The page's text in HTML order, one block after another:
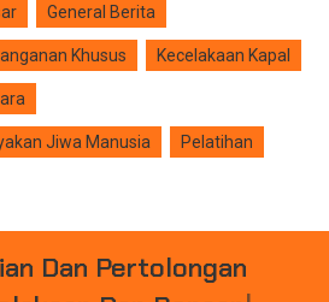
General Berita
Khusus Kecelakaan Kapal
Jiwa Manusia Pelatihan
IAN DAN PERTOLONGAN